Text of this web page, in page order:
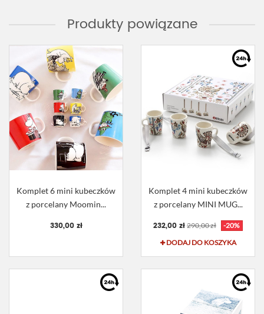
Produkty powiązane
Komplet 6 mini kubeczków
z porcelany Moomin...
330,00 zł
Komplet 4 mini kubeczków
z porcelany MINI MUG...
232,00 zł 290,00 zł
-20%
DODAJ DO KOSZYKA